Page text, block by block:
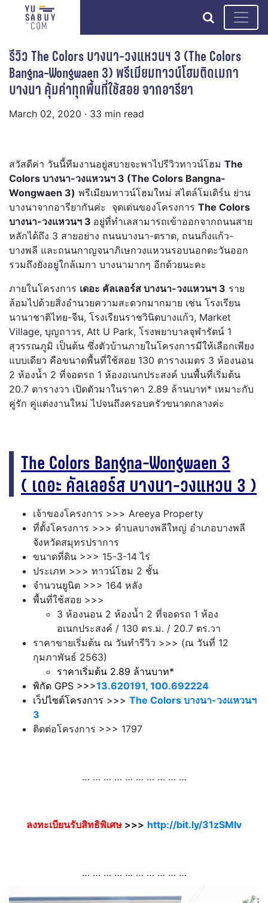
search
รีวิว The Colors บางนา-วงแหวนฯ 3 (The Colors
Bangna-Wongwaen 3) พรีเมียมทาวน์โฮมติดเมกา
บางนา คุ้มค่าทุกพื้นที่ใช้สอย จากอารียา
March 02, 2020 · 33 min read
สวัสดีค่า วันนี้ทีมงานอยู่สบายจะพาไปรีวิวทาวน์โฮม The
Colors บางนา-วงแหวนฯ 3 (The Colors Bangna-
Wongwaen 3) พรีเมียมทาวน์โฮมใหม่ สไตล์โมเดิร์น ย่าน
บางนาจากอารียากันค่ะ จุดเด่นของโครงการ The Colors
บางนา-วงแหวนฯ 3 อยู่ที่ทำเลสามารถเข้าออกจากถนนสาย
หลักได้ถึง 3 สายอย่าง ถนนบางนา-ตราด, ถนนกิ่งแก้ว-
บางพลี และถนนกาญจนาภิเษกวงแหวนรอบนอกตะวันออก
รวมถึงยังอยู่ใกล้เมกา บางนามากๆ อีกด้วยนะคะ
ภายในโครงการ เดอะ คัลเลอร์ส บางนา-วงแหวนฯ 3 ราย
ล้อมไปด้วยสิ่งอำนวยความสะดวกมากมาย เช่น โรงเรียน
นานาชาติไทย-จีน, โรงเรียนราชวินิตบางแก้ว, Market
Village, บุญถาวร, Att U Park, โรงพยาบาลจุฬารัตน์ 1
สุวรรณภูมิ เป็นต้น ซึ่งตัวบ้านภายในโครงการมีให้เลือกเพียง
แบบเดียว คือขนาดพื้นที่ใช้สอย 130 ตารางเมตร 3 ห้องนอน
2 ห้องน้ำ 2 ที่จอดรถ 1 ห้องอเนกประสงค์ บนพื้นที่เริ่มต้น
20.7 ตารางวา เปิดตัวมาในราคา 2.89 ล้านบาท* เหมาะกับ
คู่รัก คู่แต่งงานใหม่ ไปจนถึงครอบครัวขนาดกลางค่ะ
The Colors Bangna-Wongwaen 3
( เดอะ คัลเลอร์ส บางนา-วงแหวน 3 )
เจ้าของโครงการ >>> Areeya Property
ที่ตั้งโครงการ >>> ตำบลบางพลีใหญ่ อำเภอบางพลี
จังหวัดสมุทรปราการ
ขนาดที่ดิน >>> 15-3-14 ไร่
ประเภท >>> ทาวน์โฮม 2 ชั้น
จำนวนยูนิต >>> 164 หลัง
พื้นที่ใช้สอย >>>
3 ห้องนอน 2 ห้องน้ำ 2 ที่จอดรถ 1 ห้อง
อเนกประสงค์ / 130 ตร.ม. / 20.7 ตร.วา
ราคาขายเริ่มต้น ณ วันทำรีวิว >>> (ณ วันที่ 12
กุมภาพันธ์ 2563)
ราคาเริ่มต้น 2.89 ล้านบาท*
พิกัด GPS >>>13.620191, 100.692224
เว็ปไซต์โครงการ >>> The Colors บางนา-วงแหวนฯ
3
ติดต่อโครงการ >>> 1797
… … … … … … … … … …
ลงทะเบียนรับสิทธิพิเศษ >>> http://bit.ly/31zSMIv
… … … … … … … … … …